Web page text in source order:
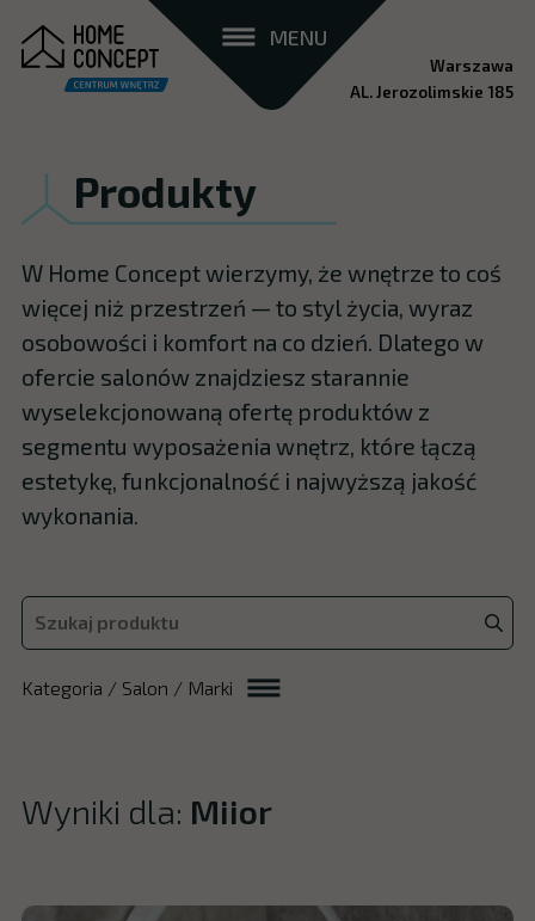
MENU
Warszawa
AL. Jerozolimskie 185
Produkty
W Home Concept wierzymy, że wnętrze to coś
więcej niż przestrzeń — to styl życia, wyraz
osobowości i komfort na co dzień. Dlatego w
ofercie salonów znajdziesz starannie
wyselekcjonowaną ofertę produktów z
segmentu wyposażenia wnętrz, które łączą
estetykę, funkcjonalność i najwyższą jakość
wykonania.
Kategoria / Salon / Marki
Wyniki dla: Miior